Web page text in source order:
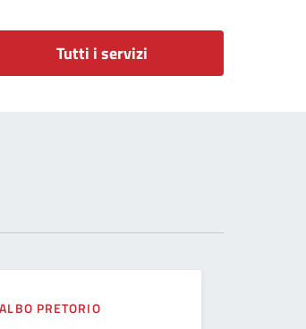
Tutti i servizi
PRETORIO